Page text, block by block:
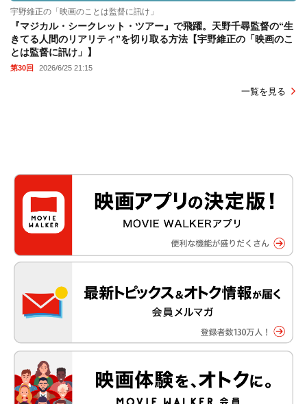
宇野維正の「映画のことは監督に訊け」
『マジカル・シークレット・ツアー』で飛躍。天野千尋監督の“生
きてる人間のリアリティ”を切り取る方法【宇野維正の「映画のこ
とは監督に訊け」】
第30回 2026/6/25 21:15
一覧を見る